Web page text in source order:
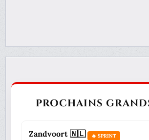
PROCHAINS
Zandvoort 🇳🇱 🔥 SPRINT